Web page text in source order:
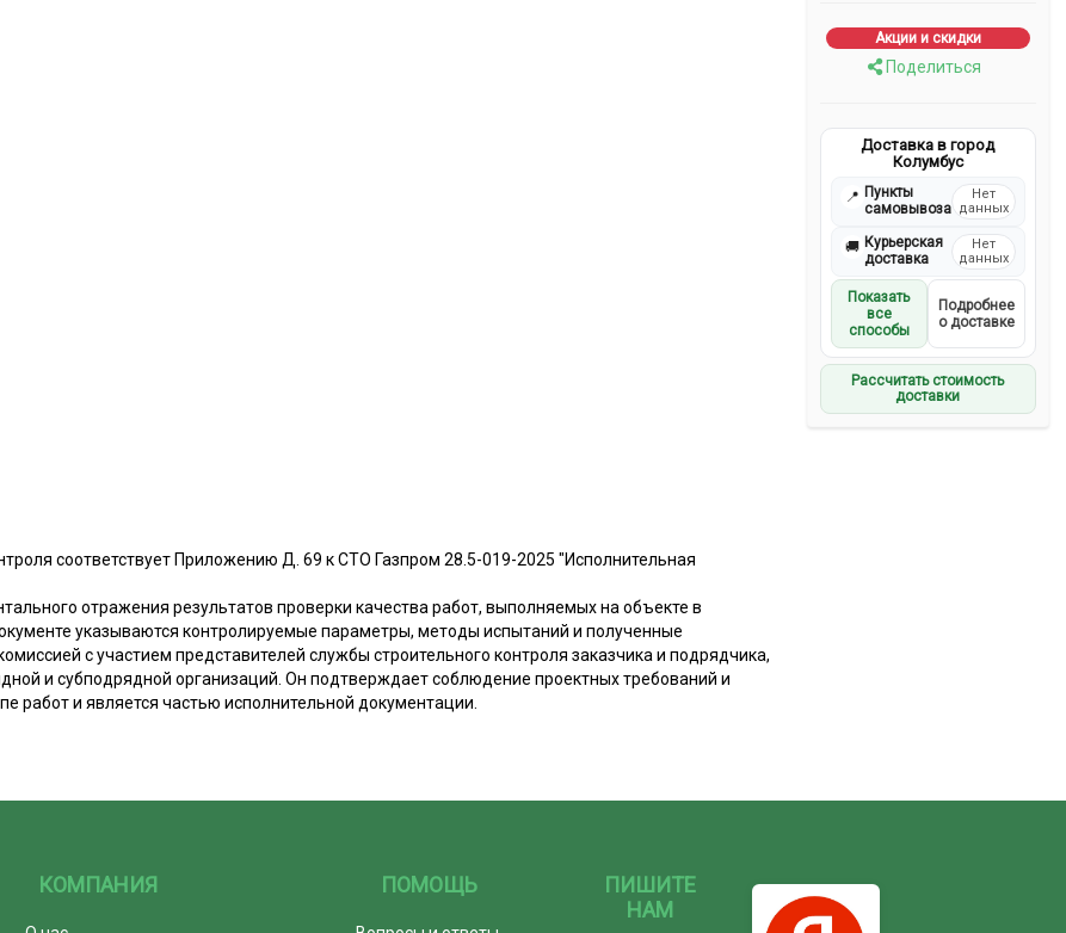
Акции и скидки
Поделиться
Доставка в город
Колумбус
📍 Пункты
самовывоза
Нет
данных
🚚 Курьерская
доставка
Нет
данных
Показать
все
способы
Подробнее
о доставке
Рассчитать стоимость
доставки
соответствует Приложению Д. 69 к СТО Газпром 28.5-019-2025 "Исполнительная
отражения результатов проверки качества работ, выполняемых на объекте в
указываются контролируемые параметры, методы испытаний и полученные
с участием представителей службы строительного контроля заказчика и подрядчика,
и субподрядной организаций. Он подтверждает соблюдение проектных требований и
работ и является частью исполнительной документации.
КОМПАНИЯ ПОМОЩЬ
ПИШИТЕ
НАМ